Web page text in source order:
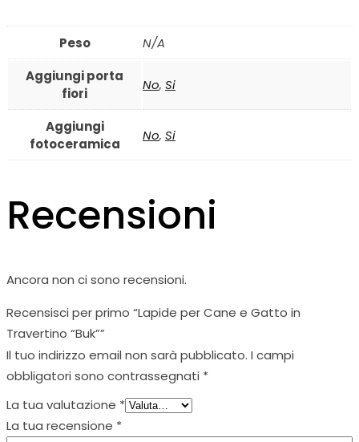
Peso
N/A
Aggiungi porta
fiori
No, Si
Aggiungi
fotoceramica
No, Si
Recensioni
Ancora non ci sono recensioni.
Recensisci per primo “Lapide per Cane e Gatto in
Travertino “Buk””
Il tuo indirizzo email non sarà pubblicato. I campi
obbligatori sono contrassegnati *
La tua valutazione *
La tua recensione *